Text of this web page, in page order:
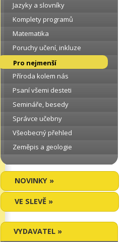
Jazyky a slovníky
Komplety programů
Matematika
Poruchy učení, inkluze
Pro nejmenší
Příroda kolem nás
Psaní všemi desteti
Semináře, besedy
Správce učebny
Všeobecný přehled
Zeměpis a geologie
NOVINKY »
VE SLEVĚ »
VYDAVATEL »